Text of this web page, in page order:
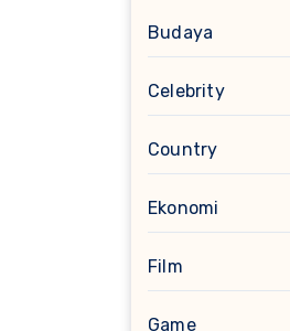
Budaya
Celebrity
Country
Ekonomi
Film
Game